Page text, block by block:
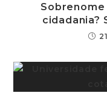
cidadania?